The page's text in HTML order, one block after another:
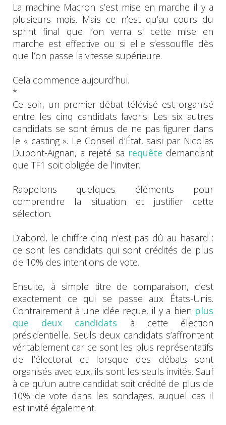
La machine Macron s’est mise en marche il y a
plusieurs mois. Mais ce n’est qu’au cours du
sprint final que l’on verra si cette mise en
marche est effective ou si elle s’essouffle dès
que l’on passe la vitesse supérieure.
Cela commence aujourd’hui.
*
Ce soir, un premier débat télévisé est organisé
entre les cinq candidats favoris. Les six autres
candidats se sont émus de ne pas figurer dans
le « casting ». Le Conseil d’État, saisi par Nicolas
Dupont-Aignan, a rejeté sa requête demandant
que TF1 soit obligée de l’inviter.
Rappelons quelques éléments pour
comprendre la situation et justifier cette
sélection.
D’abord, le chiffre cinq n’est pas dû au hasard :
ce sont les candidats qui sont crédités de plus
de 10% des intentions de vote.
Ensuite, à simple titre de comparaison, c’est
exactement ce qui se passe aux États-Unis.
Contrairement à une idée reçue, il y a bien plus
que deux candidats à cette élection
présidentielle. Seuls deux candidats s’affrontent
véritablement car ce sont les plus représentatifs
de l’électorat et lorsque des débats sont
organisés avec eux, ils sont les seuls invités. Sauf
à ce qu’un autre candidat soit crédité de plus de
10% de vote dans les sondages, auquel cas il
est invité également.